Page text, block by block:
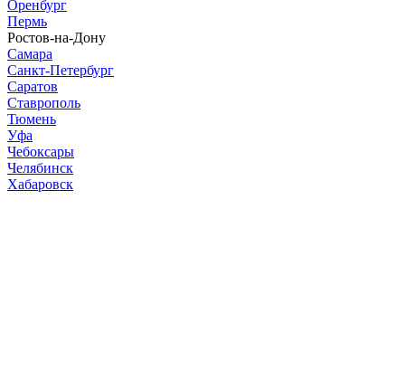
Оренбург
Пермь
Ростов-на-Дону
Самара
Санкт-Петербург
Саратов
Ставрополь
Тюмень
Уфа
Чебоксары
Челябинск
Хабаровск